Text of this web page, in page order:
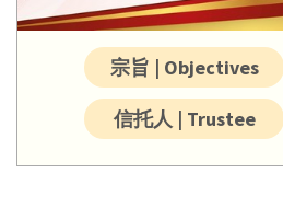
宗旨 | Objectives
信托人 | Trustee